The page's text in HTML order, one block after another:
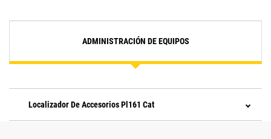
ADMINISTRACIÓN DE EQUIPOS
Localizador De Accesorios Pl161 Cat